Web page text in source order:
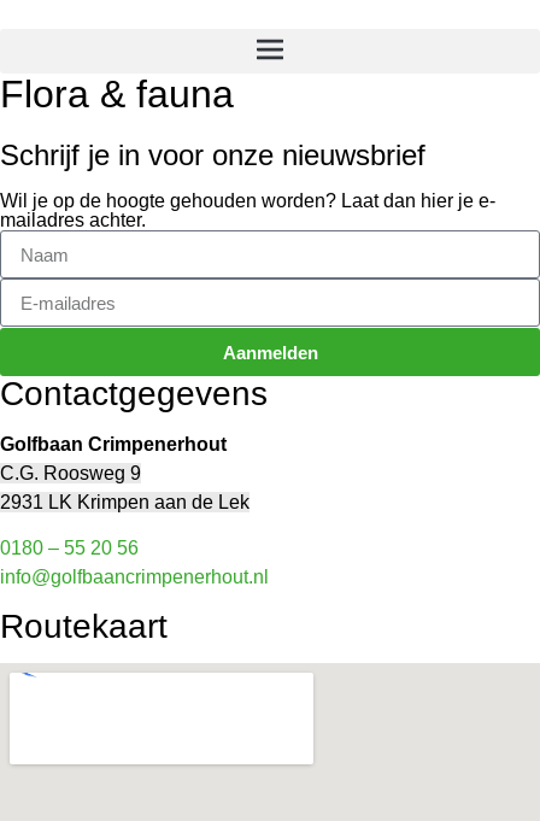
Flora & fauna
Schrijf je in voor onze nieuwsbrief
Wil je op de hoogte gehouden worden? Laat dan hier je e-
mailadres achter.
Aanmelden
Contactgegevens
Golfbaan Crimpenerhout
C.G. Roosweg 9
2931 LK Krimpen aan de Lek
0180 – 55 20 56
info@golfbaancrimpenerhout.nl
Routekaart